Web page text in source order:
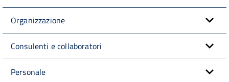
Organizzazione
Consulenti e collaboratori
Personale